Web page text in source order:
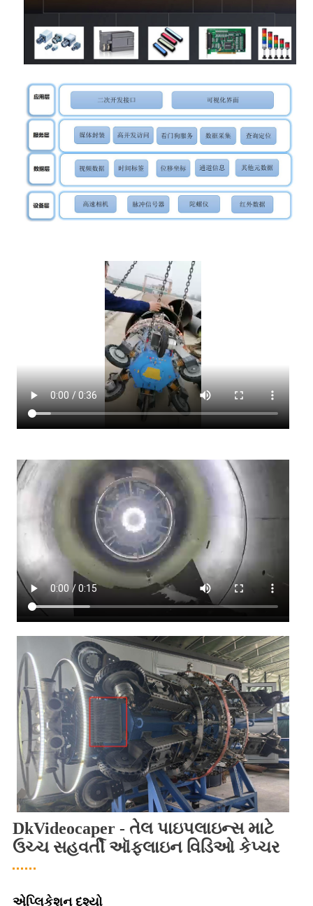
DkVideocaper - તેલ પાઇપલાઇન્સ માટે
ઉચ્ચ સહવર્તી ઑફલાઇન વિડિઓ કેપ્ચર
એપ્લિકેશન દૃશ્યો